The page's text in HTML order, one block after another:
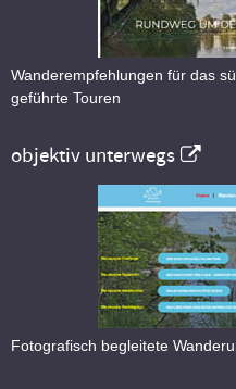
Wanderempfehlungen für das
geführte Touren
objektiv unterwegs
Fotografisch begleitete